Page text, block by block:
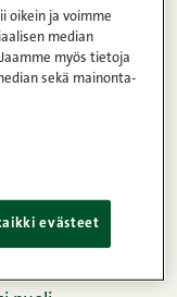
20 herkullista
tuotteen
tai
ääreen ja nauttia
oikein ja voimme
median
myös tietoja
sekä mainonta-
evästeet